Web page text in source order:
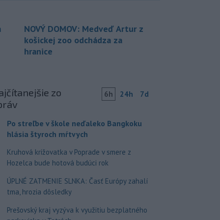
NOVÝ DOMOV: Medveď Artur z
košickej zoo odchádza za
hranice
zo
6h 24h 7d
Po streľbe v škole neďaleko Bangkoku
hlásia štyroch mŕtvych
Kruhová križovatka v Poprade v smere z
Hozelca bude hotová budúci rok
ÚPLNÉ ZATMENIE SLNKA: Časť Európy zahalí
tma, hrozia dôsledky
Prešovský kraj vyzýva k využitiu bezplatného